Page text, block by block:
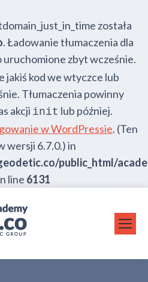
została
. Ładowanie tłumaczenia dla
uruchomione zbyt wcześnie.
jakiś kod we wtyczce lub
Tłumaczenia powinny
akcji init lub później.
w WordPressie. (Ten
wersji 6.7.0.) in
public_html/
line 6131